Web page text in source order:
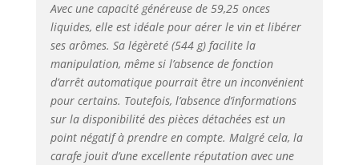
Avec une capacité généreuse de 59,25 onces
liquides, elle est idéale pour aérer le vin et libérer
ses arômes. Sa légèreté (544 g) facilite la
manipulation, même si l’absence de fonction
d’arrêt automatique pourrait être un inconvénient
pour certains. Toutefois, l’absence d’informations
sur la disponibilité des pièces détachées est un
point négatif à prendre en compte. Malgré cela, la
carafe jouit d’une excellente réputation avec une